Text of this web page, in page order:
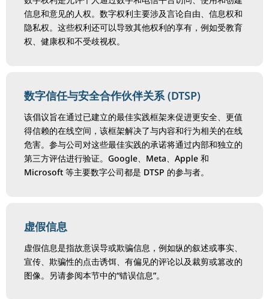
信息和意见的人权。数字权利主要涉及言论自由、信息权和
隐私权。这些权利还可以导致其他权利的享有，例如受教育
权、健康权和不受歧视权。
数字信任与安全合作伙伴关系 (DTSP)
该倡议旨在通过已建立的最佳实践框架来促进更安全、更值
得信赖的在线空间，该框架解决了与内容和行为相关的在线
危害。参与公司对这些最佳实践的承诺将通过内部和独立的
第三方评估进行验证。Google、Meta、Apple 和
Microsoft 等主要数字公司都是 DTSP 的参与者。
虚假信息
虚假信息是指故意误导或欺骗信息，例如纵的叙述或事实、
宣传、欺骗性的点击诱饵、有偏见的评论以及裁剪或篡改的
图像。另请参阅本节中的“错误信息”。